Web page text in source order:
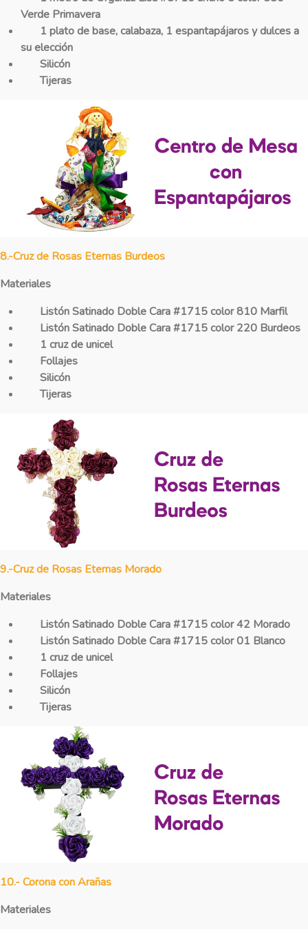
Verde Primavera
1 plato de base, calabaza, 1 espantapájaros y dulces a
su elección
Silicón
Tijeras
8.-Cruz de Rosas Eternas Burdeos
Materiales
Listón Satinado Doble Cara #1715 color 810 Marfil
Listón Satinado Doble Cara #1715 color 220 Burdeos
1 cruz de unicel
Follajes
Silicón
Tijeras
9.-Cruz de Rosas Eternas Morado
Materiales
Listón Satinado Doble Cara #1715 color42 Morado
Listón Satinado Doble Cara #1715 color 01 Blanco
1 cruz de unicel
Follajes
Silicón
Tijeras
10.- Corona con Arañas
Materiales